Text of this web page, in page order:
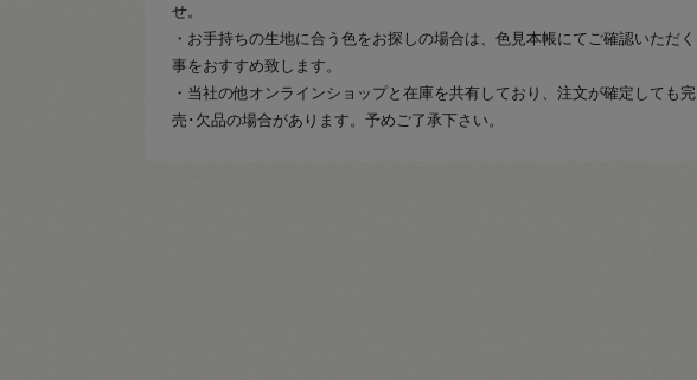
せ。
・お手持ちの生地に合う色をお探しの場合は、色見本帳にてご確認いただく
事をおすすめ致します。
・当社の他オンラインショップと在庫を共有しており、注文が確定しても完
売･欠品の場合があります。予めご了承下さい。